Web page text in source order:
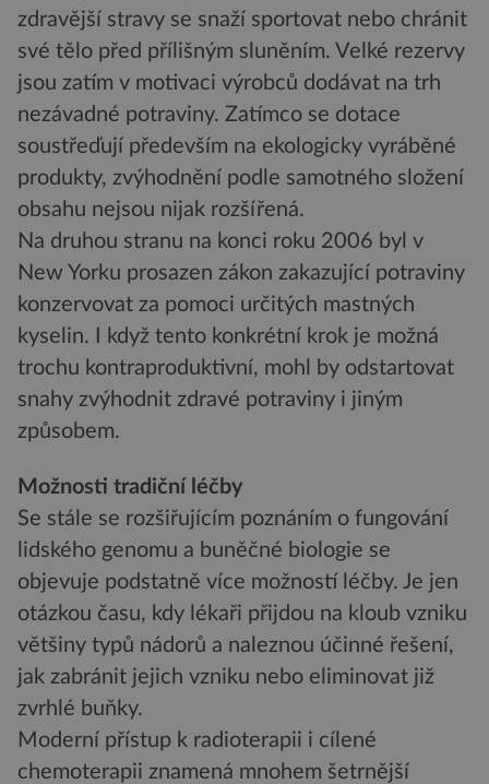
zdravější stravy se snaží sportovat nebo chránit
své tělo před přílišným sluněním. Velké rezervy
jsou zatím v motivaci výrobců dodávat na trh
nezávadné potraviny. Zatímco se dotace
soustřeďují především na ekologicky vyráběné
produkty, zvýhodnění podle samotného složení
obsahu nejsou nijak rozšířená.
Na druhou stranu na konci roku 2006 byl v
New Yorku prosazen zákon zakazující potraviny
konzervovat za pomoci určitých mastných
kyselin. I když tento konkrétní krok je možná
trochu kontraproduktivní, mohl by odstartovat
snahy zvýhodnit zdravé potraviny i jiným
způsobem.
Možnosti tradiční léčby
Se stále se rozšiřujícím poznáním o fungování
lidského genomu a buněčné biologie se
objevuje podstatně více možností léčby. Je jen
otázkou času, kdy lékaři přijdou na kloub vzniku
většiny typů nádorů a naleznou účinné řešení,
jak zabránit jejich vzniku nebo eliminovat již
zvrhlé buňky.
Moderní přístup k radioterapii i cílené
chemoterapii znamená mnohem šetrnější